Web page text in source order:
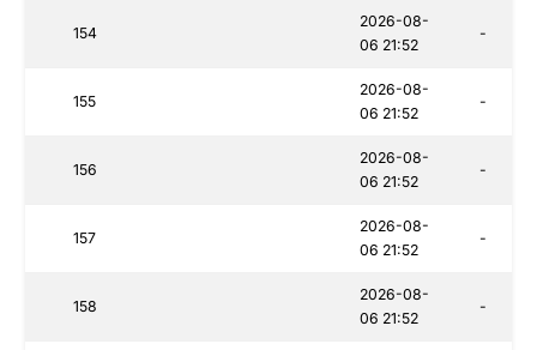
154
2026-08-
06 21:52
-
155
2026-08-
06 21:52
-
156
2026-08-
06 21:52
-
157
2026-08-
06 21:52
-
158
2026-08-
06 21:52
-